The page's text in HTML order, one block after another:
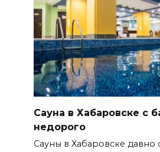
Сауна в Хабаровске с
недорого
Сауны в Хабаровске давно